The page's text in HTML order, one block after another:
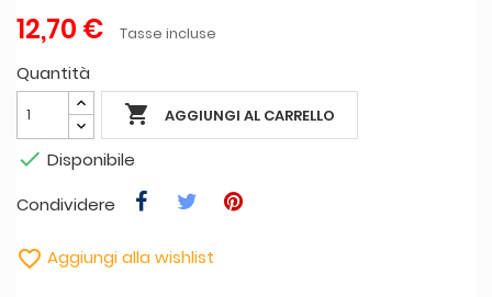
12,70 € Tasse incluse
Quantità
 AGGIUNGI AL CARRELLO
 Disponibile
Condividere
 Aggiungi alla wishlist